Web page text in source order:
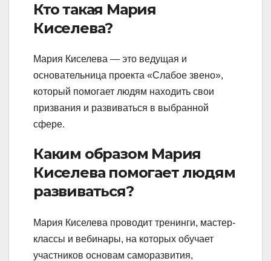
Кто такая Мария
Киселева?
Мария Киселева — это ведущая и
основательница проекта «Слабое звено»,
который помогает людям находить свои
призвания и развиваться в выбранной
сфере.
Каким образом Мария
Киселева помогает людям
развиваться?
Мария Киселева проводит тренинги, мастер-
классы и вебинары, на которых обучает
участников основам саморазвития,